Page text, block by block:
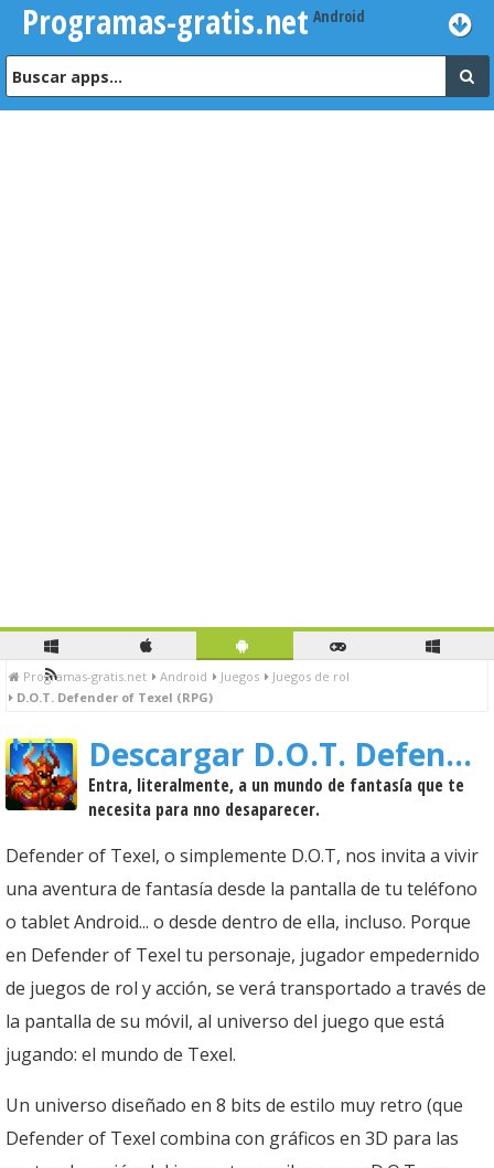
Programas-gratis.net
Programas-gratis.net Android Juegos
Juegos de rol
D.O.T. Defender of Texel (RPG)
Descargar D.O.T. Defender of Texel (RPG)
Entra, literalmente, a un mundo de fantasía que te
necesita para nno desaparecer.
Defender of Texel, o simplemente D.O.T, nos invita a vivir
una aventura de fantasía desde la pantalla de tu teléfono
o tablet Android... o desde dentro de ella, incluso. Porque
en Defender of Texel tu personaje, jugador empedernido
de juegos de rol y acción, se verá transportado a través de
la pantalla de su móvil, al universo del juego que está
jugando: el mundo de Texel.
Un universo diseñado en 8 bits de estilo muy retro (que
Defender of Texel combina con gráficos en 3D para las